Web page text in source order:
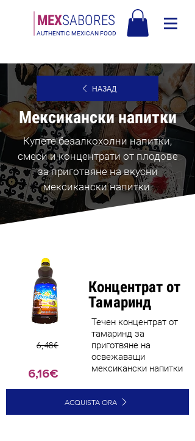
МЕXSABORES
AUTHENTIC MEXICAN FOOD
НАЗАД
Мексикански напитки
Купете безалкохолни напитки,
смеси и концентрати от плодове
за приготвяне на вкусни
мексикански напитки.
6,48€
6,16€
Концентрат от
Тамаринд
Течен концентрат от
тамаринд за
приготвяне на
освежаващи
мексикански напитки
ACQUISTA ORA